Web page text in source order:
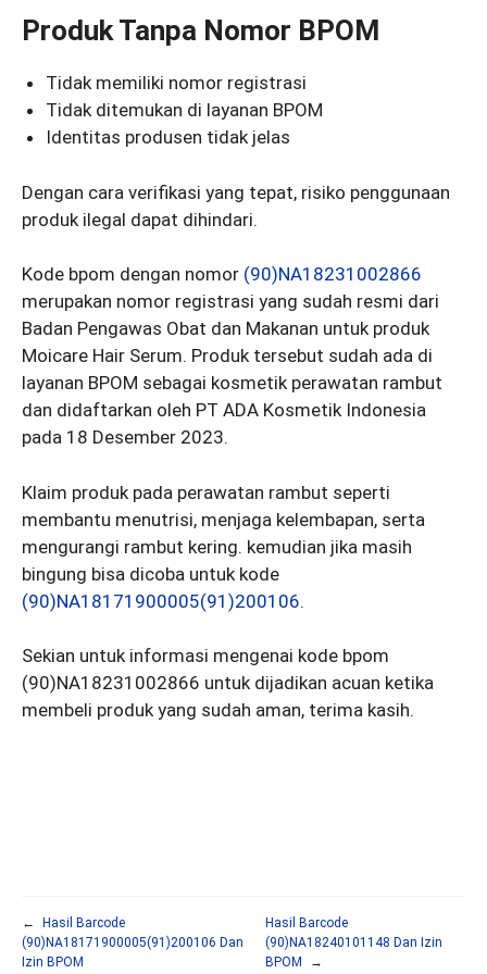
Produk Tanpa Nomor BPOM
Tidak memiliki nomor registrasi
Tidak ditemukan di layanan BPOM
Identitas produsen tidak jelas
Dengan cara verifikasi yang tepat, risiko penggunaan
produk ilegal dapat dihindari.
Kode bpom dengan nomor (90)NA18231002866
merupakan nomor registrasi yang sudah resmi dari
Badan Pengawas Obat dan Makanan untuk produk
Moicare Hair Serum. Produk tersebut sudah ada di
layanan BPOM sebagai kosmetik perawatan rambut
dan didaftarkan oleh PT ADA Kosmetik Indonesia
pada 18 Desember 2023.
Klaim produk pada perawatan rambut seperti
membantu menutrisi, menjaga kelembapan, serta
mengurangi rambut kering. kemudian jika masih
bingung bisa dicoba untuk kode
(90)NA18171900005(91)200106.
Sekian untuk informasi mengenai kode bpom
(90)NA18231002866 untuk dijadikan acuan ketika
membeli produk yang sudah aman, terima kasih.
←
Hasil Barcode
(90)NA18171900005(91)200106 Dan
Izin BPOM
Hasil Barcode
(90)NA18240101148 Dan Izin
BPOM
→